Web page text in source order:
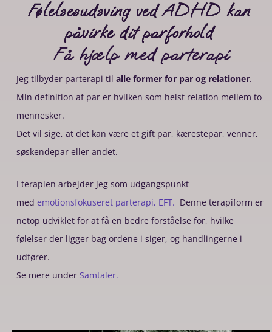
Følelsesudsving ved ADHD kan
påvirke dit parforhold
Få hjælp med parterapi
Jeg tilbyder parterapi til alle former for par og relationer.
Min definition af par er hvilken som helst relation mellem to
mennesker.
Det vil sige, at det kan være et gift par, kærestepar, venner,
søskendepar eller andet.
I terapien arbejder jeg som udgangspunkt
med emotionsfokuseret parterapi, EFT. Denne terapiform er
netop udviklet for at få en bedre forståelse for, hvilke
følelser der ligger bag ordene i siger, og handlingerne i
udfører.
Se mere under Samtaler.